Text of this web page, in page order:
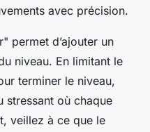
avec précision.
permet d’ajouter un
niveau. En limitant le
terminer le niveau,
stressant où chaque
veillez à ce que le